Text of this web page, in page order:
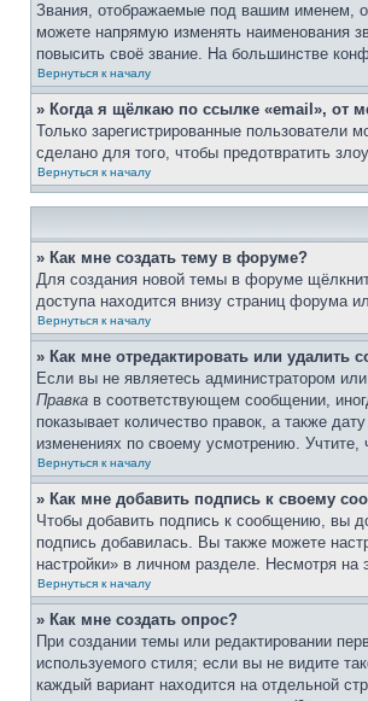
Звания, отображаемые под вашим именем,
можете напрямую изменять наименования
повысить своё звание. На большинстве
Вернуться к началу
» Когда я щёлкаю по ссылке «email», от
Только зарегистрированные
сделано для того, чтобы предотвратить
Вернуться к началу
» Как мне создать тему в форуме?
Для создания новой темы в форуме
доступа находится внизу страниц форума
Вернуться к началу
» Как мне отредактировать или удалить
Если вы не являетесь администратором
Правка в соответствующем сообщении,
показывает количество правок, а также
изменениях по своему усмотрению. Учтите,
Вернуться к началу
» Как мне добавить подпись к своему
Чтобы добавить подпись к сообщению, вы
подпись добавилась. Вы также можете
настройки» в личном разделе. Несмотря
Вернуться к началу
» Как мне создать опрос?
При создании темы или редактировании
используемого стиля; если вы не видите
каждый вариант находится на отдельной